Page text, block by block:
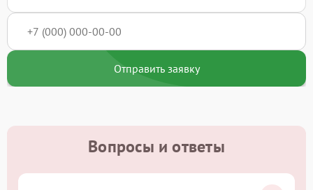
Отправить заявку
Вопросы и ответы